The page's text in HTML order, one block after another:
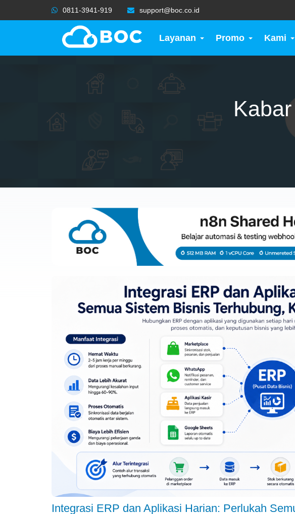
0811-3941-919 support@boc.co.id
Layanan Promo Kami
Integrasi ERP dan Aplikasi Harian: Perlukah